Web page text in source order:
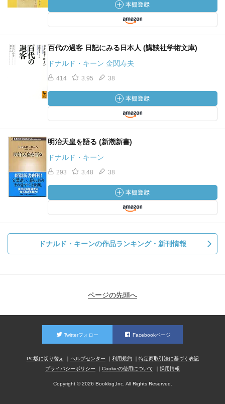
百代の過客 日記にみる日本人 (講談社学術文庫)
ドナルド・キーン 金関寿夫
414 3.95 38
明治天皇を語る (新潮新書)
ドナルド・キーン
293 3.48 38
ドナルド・キーンの作品ランキング・新刊情報
ページの先頭へ
Twitterフォロー Facebookページ
PC版に切り替え ヘルプセンター 利用規約
特定商取引法に基づく表記
プライバシーポリシー
Cookieの使用について 採用情報
Copyright © 2026 Booklog,Inc. All Rights Reserved.